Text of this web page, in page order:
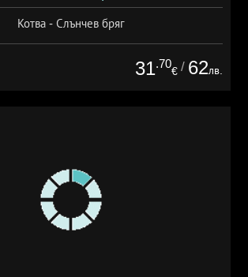
Котва - Слънчев бряг
31.70
€ / 62лв.